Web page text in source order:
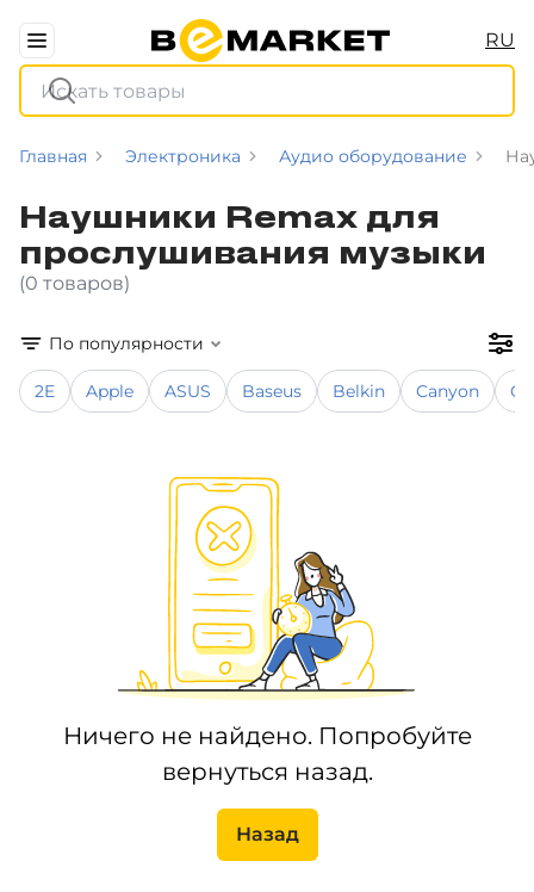
RU
Главная Электроника Аудио оборудование
Наушники Remax для
прослушивания музыки
(0 товаров)
По популярности
2E Apple ASUS Baseus Belkin Canyon
Ничего не найдено. Попробуйте
вернуться назад.
Назад